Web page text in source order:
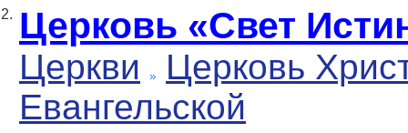
2. Церковь «Свет
Церкви
Церковь
Евангельской